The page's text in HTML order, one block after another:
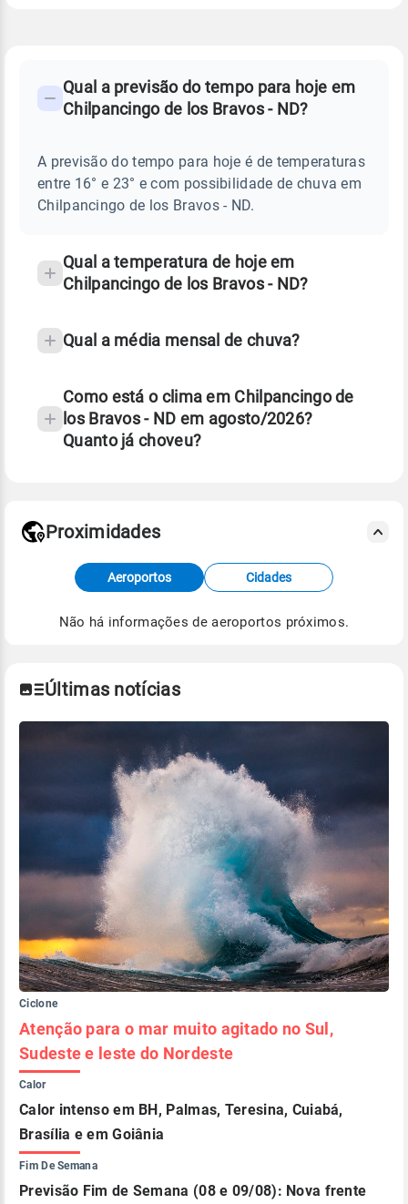
TEMPO
CHILPANCINGO
BRAVOS
Perguntas
sobre
chuva
Qual a previsão do tempo para hoje em
Chilpancingo de los Bravos - ND?
A previsão do tempo para hoje é de temperaturas
entre 16° e 23° e com possibilidade de chuva em
Chilpancingo de los Bravos - ND.
Qual a temperatura de hoje em
Chilpancingo de los Bravos - ND?
Qual a média mensal de chuva?
Como está o clima em Chilpancingo de
los Bravos - ND em agosto/2026?
Quanto já choveu?
Fonte: dados combinados de estações
meteorológicas e satélite do Centro de Previsão
de Tempo e Estudos Climáticos (CPTEC).
Proximidades
Aeroportos Cidades
Não há informações de aeroportos próximos.
Últimas notícias
Ciclone
Atenção para o mar muito agitado no Sul,
Sudeste e leste do Nordeste
Calor
Calor intenso em BH, Palmas, Teresina, Cuiabá,
Brasília e em Goiânia
Fim De Semana
Previsão Fim de Semana (08 e 09/08): Nova frente